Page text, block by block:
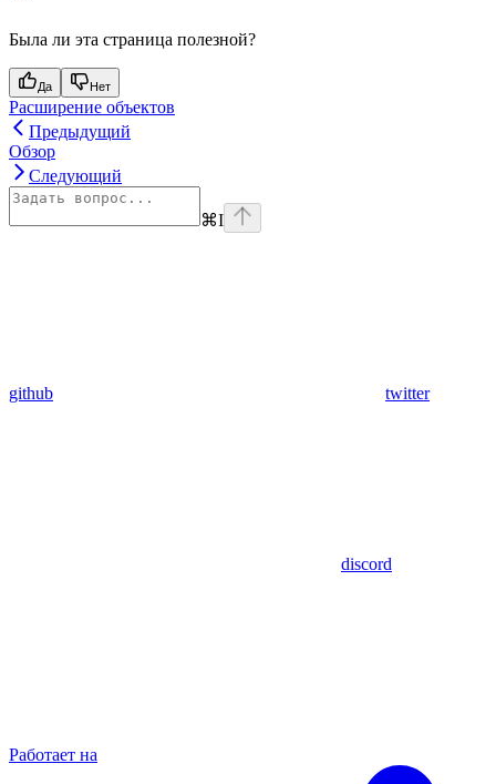
Была ли эта страница полезной?
Да Нет
Расширение объектов
Предыдущий
Обзор
Следующий
⌘I
github twitter
discord
Работает на